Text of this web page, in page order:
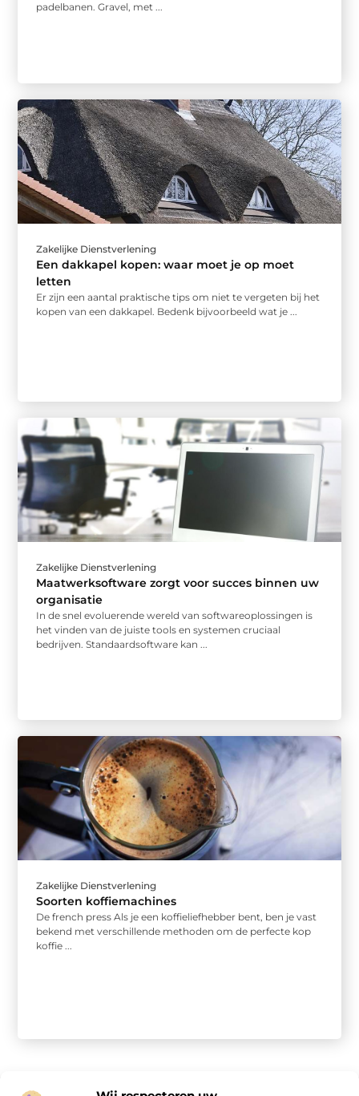
padelbanen. Gravel, met ...
Zakelijke Dienstverlening
Een dakkapel kopen: waar moet je op moet
letten
Er zijn een aantal praktische tips om niet te vergeten bij het
kopen van een dakkapel. Bedenk bijvoorbeeld wat je ...
Zakelijke Dienstverlening
Maatwerksoftware zorgt voor succes binnen uw
organisatie
In de snel evoluerende wereld van softwareoplossingen is
het vinden van de juiste tools en systemen cruciaal
bedrijven. Standaardsoftware kan ...
Zakelijke Dienstverlening
Soorten koffiemachines
De french press Als je een koffieliefhebber bent, ben je vast
bekend met verschillende methoden om de perfecte kop
koffie ...